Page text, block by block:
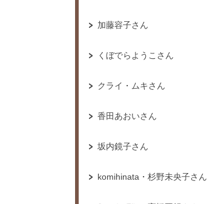
加藤容子さん
くぼでらようこさん
クライ・ムキさん
香田あおいさん
坂内鏡子さん
komihinata・杉野未央子さん